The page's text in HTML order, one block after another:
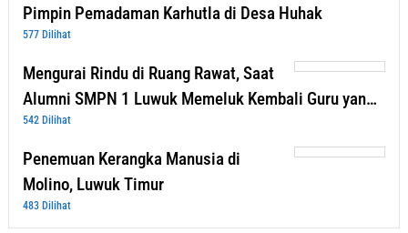
Pimpin Pemadaman Karhutla di Desa Huhak
577 Dilihat
Mengurai Rindu di Ruang Rawat, Saat
Alumni SMPN 1 Luwuk Memeluk Kembali Guru yan…
542 Dilihat
Penemuan Kerangka Manusia di
Molino, Luwuk Timur
483 Dilihat